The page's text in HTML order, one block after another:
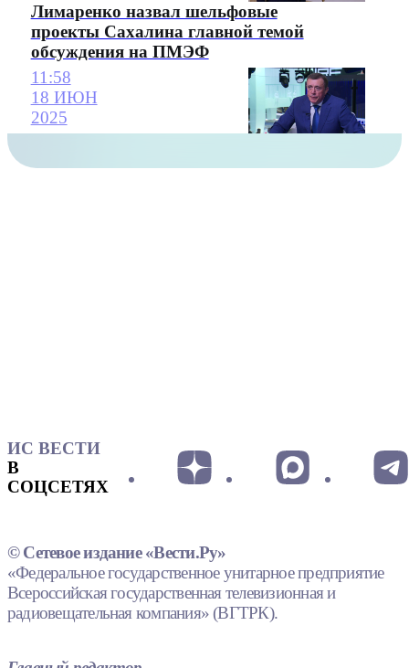
Лимаренко назвал шельфовые
проекты Сахалина главной темой
обсуждения на ПМЭФ
11:58
18 ИЮН
2025
ИС ВЕСТИ
В
СОЦСЕТЯХ
© Сетевое издание «Вести.Ру»
«Федеральное государственное унитарное предприятие
Всероссийская государственная телевизионная и
радиовещательная компания» (ВГТРК).